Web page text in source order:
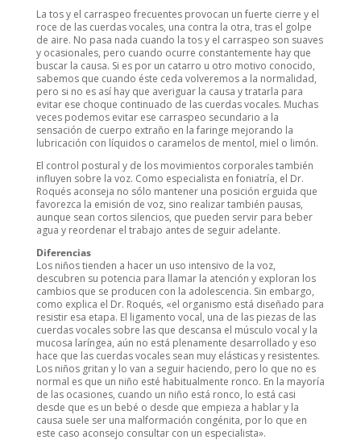
La tos y el carraspeo frecuentes provocan un fuerte cierre y el
roce de las cuerdas vocales, una contra la otra, tras el golpe
de aire. No pasa nada cuando la tos y el carraspeo son suaves
y ocasionales, pero cuando ocurre constantemente hay que
buscar la causa. Si es por un catarro u otro motivo conocido,
sabemos que cuando éste ceda volveremos a la normalidad,
pero si no es así hay que averiguar la causa y tratarla para
evitar ese choque continuado de las cuerdas vocales. Muchas
veces podemos evitar ese carraspeo secundario a la
sensación de cuerpo extraño en la faringe mejorando la
lubricación con líquidos o caramelos de mentol, miel o limón.
El control postural y de los movimientos corporales también
influyen sobre la voz. Como especialista en foniatría, el Dr.
Roqués aconseja no sólo mantener una posición erguida que
favorezca la emisión de voz, sino realizar también pausas,
aunque sean cortos silencios, que pueden servir para beber
agua y reordenar el trabajo antes de seguir adelante.
Diferencias
Los niños tienden a hacer un uso intensivo de la voz,
descubren su potencia para llamar la atención y exploran los
cambios que se producen con la adolescencia. Sin embargo,
como explica el Dr. Roqués, «el organismo está diseñado para
resistir esa etapa. El ligamento vocal, una de las piezas de las
cuerdas vocales sobre las que descansa el músculo vocal y la
mucosa laríngea, aún no está plenamente desarrollado y eso
hace que las cuerdas vocales sean muy elásticas y resistentes.
Los niños gritan y lo van a seguir haciendo, pero lo que no es
normal es que un niño esté habitualmente ronco. En la mayoría
de las ocasiones, cuando un niño está ronco, lo está casi
desde que es un bebé o desde que empieza a hablar y la
causa suele ser una malformación congénita, por lo que en
este caso aconsejo consultar con un especialista».